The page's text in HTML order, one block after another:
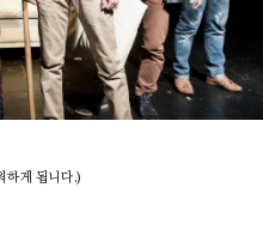
하게 됩니다.)